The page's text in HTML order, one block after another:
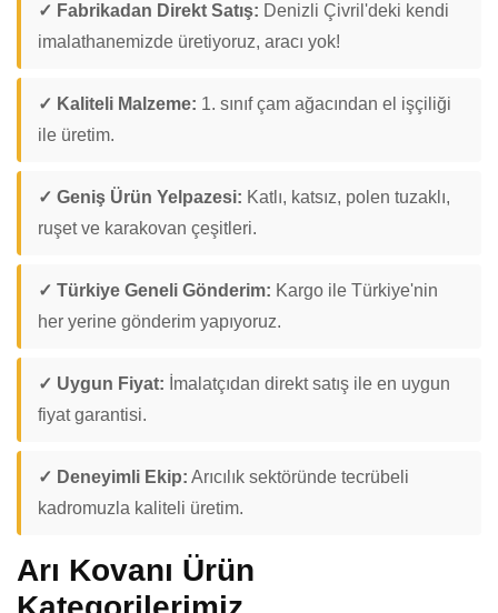
✓ Fabrikadan Direkt Satış: Denizli Çivril'deki kendi
imalathanemizde üretiyoruz, aracı yok!
✓ Kaliteli Malzeme: 1. sınıf çam ağacından el işçiliği
ile üretim.
✓ Geniş Ürün Yelpazesi: Katlı, katsız, polen tuzaklı,
ruşet ve karakovan çeşitleri.
✓ Türkiye Geneli Gönderim: Kargo ile Türkiye'nin
her yerine gönderim yapıyoruz.
✓ Uygun Fiyat: İmalatçıdan direkt satış ile en uygun
fiyat garantisi.
✓ Deneyimli Ekip: Arıcılık sektöründe tecrübeli
kadromuzla kaliteli üretim.
Arı Kovanı Ürün